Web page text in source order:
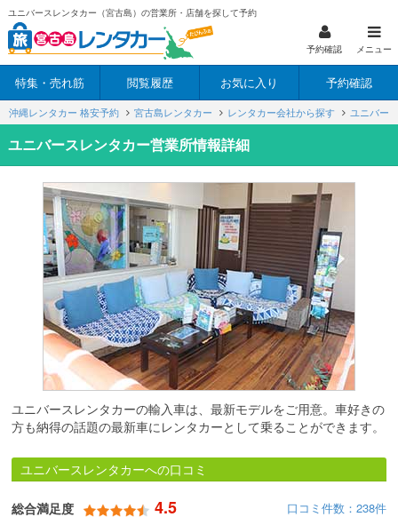
ユニバースレンタカー（宮古島）の営業所・店舗を探して予約
予約確認 メニュー
特集・売れ筋 閲覧履歴 お気に入り 予約確認
沖縄レンタカー 格安予約 宮古島レンタカー レンタカー会社から探す ユニバー
ユニバースレンタカー営業所情報詳細
ユニバースレンタカーの輸入車は、最新モデルをご用意。車好きの
方も納得の話題の最新車にレンタカーとして乗ることができます。
ユニバースレンタカーへの口コミ
総合満足度 4.5
口コミ件数：238件